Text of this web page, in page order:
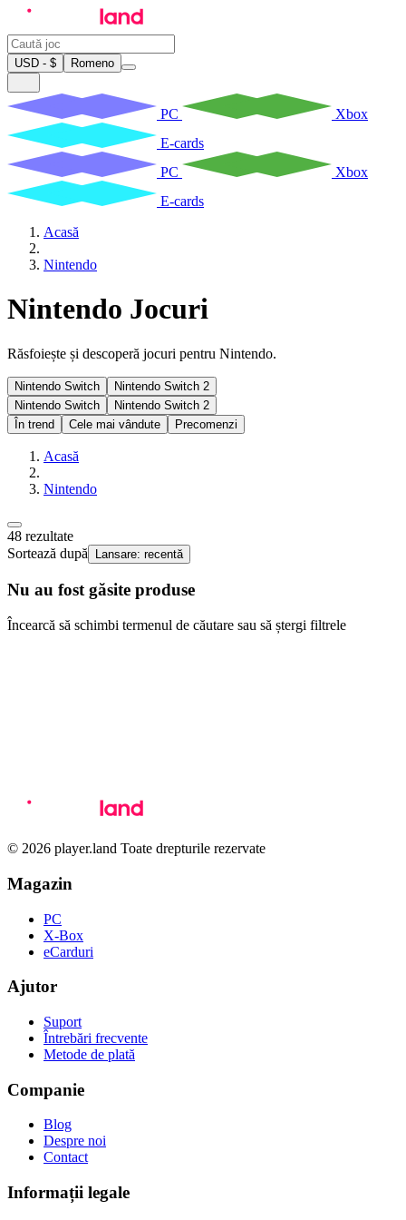
USD - $ Romeno
PC
Xbox
E-cards
PC
Xbox
E-cards
Acasă
Nintendo
Nintendo Jocuri
Răsfoiește și descoperă jocuri pentru Nintendo.
Nintendo Switch
Nintendo Switch 2
Nintendo Switch
Nintendo Switch 2
În trend
Cele mai vândute Precomenzi
Acasă
Nintendo
48 rezultate
Sortează după
Lansare: recentă
Nu au fost găsite produse
Încearcă să schimbi termenul de căutare sau să ștergi filtrele
© 2026 player.land Toate drepturile rezervate
Magazin
PC
X-Box
eCarduri
Ajutor
Suport
Întrebări frecvente
Metode de plată
Companie
Blog
Despre noi
Contact
Informații legale